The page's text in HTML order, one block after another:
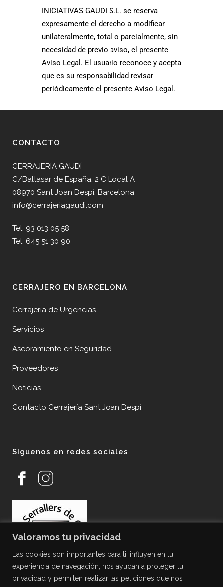
Valoramos tu privacidad
Las cookies son importantes para ti, influyen en tu
experiencia de navegación, nos ayudan a proteger tu
privacidad y permiten realizar las peticiones que nos
INICIATIVAS GAUDI S.L. se reserva
expresamente el derecho a modificar
unilateralmente, total o parcialmente, sin
necesidad de previo aviso, el presente
Aviso Legal. El usuario reconoce y acepta
que es su responsabilidad revisar
periódicamente el presente Aviso Legal.
CONTACTO
CERRAJERÍA GAUDÍ
C/Baltasar de España, 2 C Local A
08970 Sant Joan Despí, Barcelona
info@cerrajeriagaudi.com
Tel. 93 013 05 58
Tel. 645 51 30 90
CERRAJERO EN BARCELONA
Cerrajería de Urgencias
Servicios
Aseoramiento en Seguridad
Proveedores
Noticias
Contacto Cerrajería Sant Joan Despí
Síguenos en redes sociales